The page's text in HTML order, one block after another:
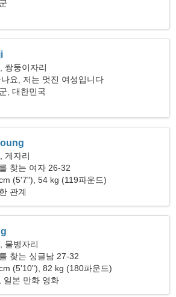
쌍둥이자리
요, 저는 멋진 여성입니다
, 대한민국
게자리
찾는 여자 26-32
(5'7"), 54 kg (119파운드)
관계
물병자리
찾는 싱글남 27-32
(5'10"), 82 kg (180파운드)
일본 만화 영화